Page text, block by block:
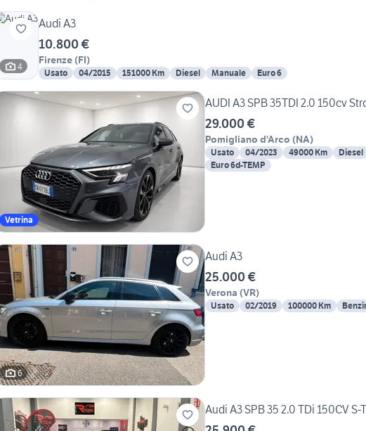
4
Audi A3
10.800 €
Firenze (FI)
Usato 04/2015 151000 Km Diesel Manuale Euro 6
Vetrina
AUDI A3 SPB 35TDI 2.0 150cv
29.000 €
Pomigliano d'Arco (NA)
Usato 04/2023 49000 Km Diesel
Euro 6d-TEMP
6
Audi A3
25.000 €
Verona (VR)
Usato 02/2019 100000 Km
Audi A3 SPB 35 2.0 TDi 150CV